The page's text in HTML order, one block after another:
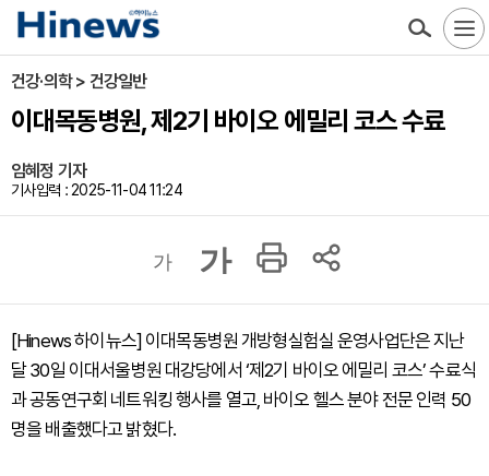
건강·의학 > 건강일반
이대목동병원, 제2기 바이오 에밀리 코스 수료
임혜정 기자
기사입력 : 2025-11-04 11:24
가 가
[Hinews 하이뉴스] 이대목동병원 개방형실험실 운영사업단은 지난
달 30일 이대서울병원 대강당에서 ‘제2기 바이오 에밀리 코스’ 수료식
과 공동연구회 네트워킹 행사를 열고, 바이오 헬스 분야 전문 인력 50
명을 배출했다고 밝혔다.